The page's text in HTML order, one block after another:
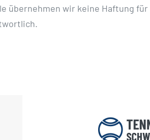
übernehmen wir keine Haftung